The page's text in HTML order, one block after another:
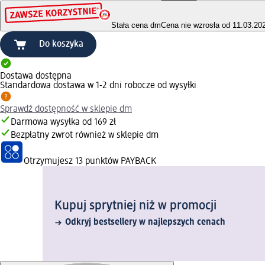
Stała cena dmCena nie wzrosła od
Do koszyka
Dostawa dostępna
Standardowa dostawa w 1-2 dni robocze od wysyłki
Sprawdź dostępność w sklepie dm
Darmowa wysyłka od 169 zł
Bezpłatny zwrot również w sklepie dm
Otrzymujesz 13 punktów PAYBACK
Kupuj sprytniej niż w promocji
Odkryj bestsellery w najlepszych cenach